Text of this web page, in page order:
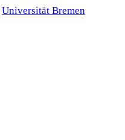
Universität Bremen